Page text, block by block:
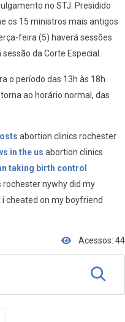
no STJ. Presidido
os 15 ministros mais antigos
feira (5) haverá sessões
da Corte Especial.
o período das 13h às 18h
ao horário normal, das
abortion clinics rochester
in the us abortion clinics
taking birth control
rochester nywhy did my
cheated on my boyfriend
Acessos: 44